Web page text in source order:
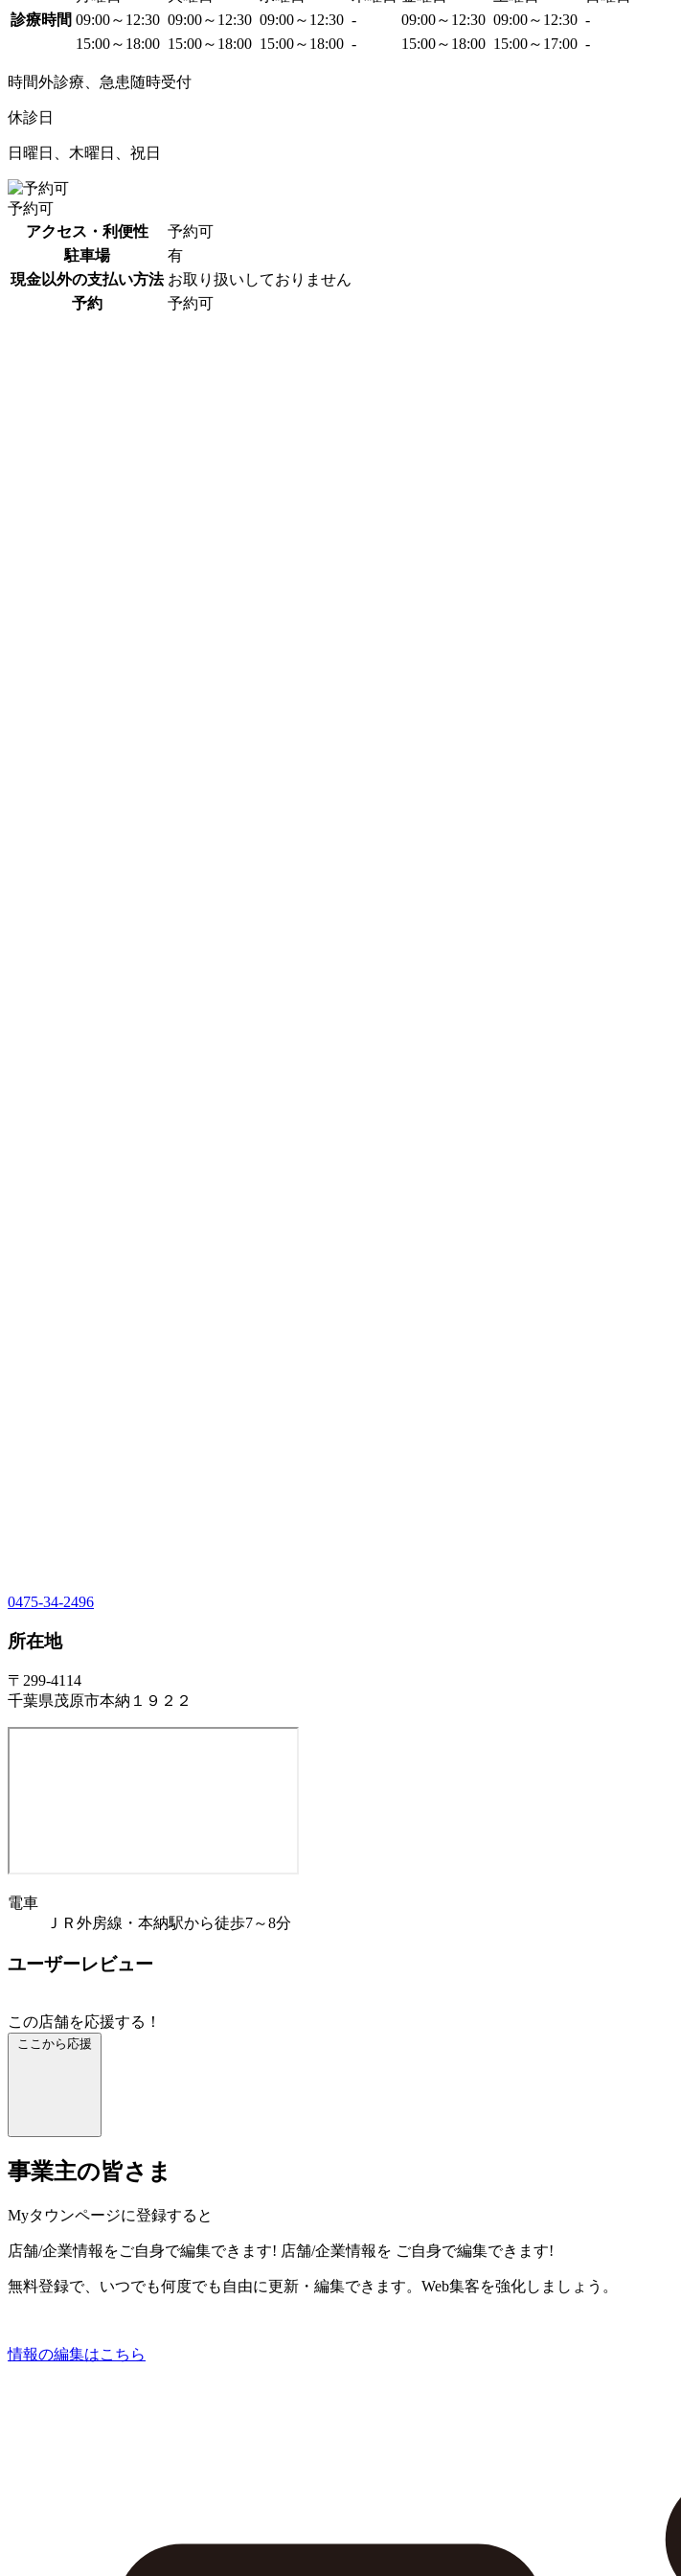
診療時間 09:00～12:30 09:00～12:30 09:00～12:30 - 09:00～12:30 09:00～12:30 -
15:00～18:00 15:00～18:00 15:00～18:00 - 15:00～18:00 15:00～17:00 -
時間外診療、急患随時受付
休診日
日曜日、木曜日、祝日
予約可
アクセス・利便性
予約可
駐車場
有
現金以外の支払い方法 お取り扱いしておりません
予約
予約可
0475-34-2496
所在地
〒299-4114
千葉県茂原市本納１９２２
電車
ＪＲ外房線・本納駅から徒歩7～8分
ユーザーレビュー
この店舗を応援する！
ここから応援
事業主の皆さま
Myタウンページに登録すると
店舗/企業情報をご自身で編集できます! 店舗/企業情報を ご自身で編集できます!
無料登録で、いつでも何度でも自由に更新・編集できます。Web集客を強化しましょう。
情報の編集はこちら